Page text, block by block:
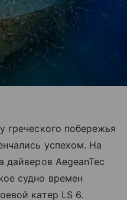
греческого побережья
успехом. На
дайверов AegeanTec
судно времен
катер LS 6.